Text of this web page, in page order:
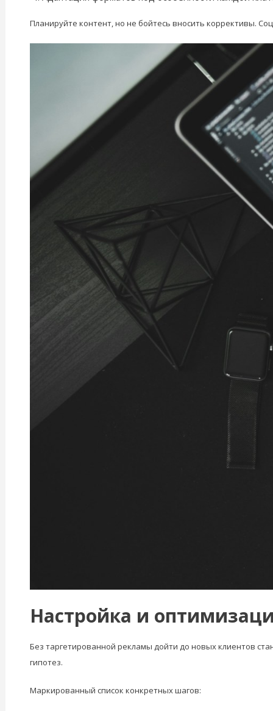
Планируйте контент, но не бойтесь вносить коррективы.
Настройка и
Без таргетированной рекламы дойти до новых клиентов
гипотез.
Маркированный список конкретных шагов: